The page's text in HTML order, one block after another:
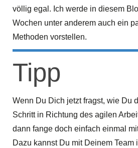
völlig egal. Ich werde in diesem
Wochen unter anderem auch ein
Methoden vorstellen.
Tipp
Wenn Du Dich jetzt fragst, wie Du
Schritt in Richtung des agilen
dann fange doch einfach einmal
Dazu kannst Du mit Deinem Team